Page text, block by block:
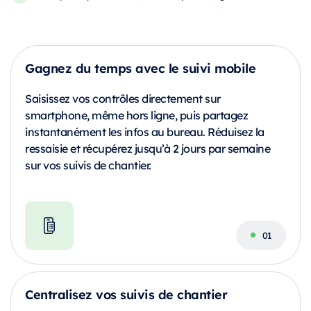
Gagnez du temps avec le suivi mobile
Saisissez vos contrôles directement sur
smartphone, même hors ligne, puis partagez
instantanément les infos au bureau. Réduisez la
ressaisie et récupérez jusqu’à 2 jours par semaine
sur vos suivis de chantier.
Centralisez vos suivis de chantier